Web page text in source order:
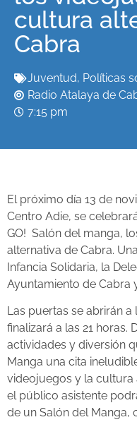
cultura
Cabra
Juventud, Políticas
Radio Atalaya de
7:15 pm
El próximo día 13 de
Centro Adie, se
GO! Salón del manga,
alternativa de Cabra.
Infancia Solidaria, la
Ayuntamiento de Cabra
Las puertas se abrirán a
finalizará a las 21 horas.
actividades y diversión
Manga una cita
videojuegos y la cultura
el público asistente
de un Salón del Manga,